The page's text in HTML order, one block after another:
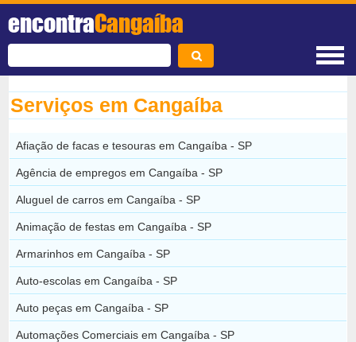
encontraCangaíba
Serviços em Cangaíba
Afiação de facas e tesouras em Cangaíba - SP
Agência de empregos em Cangaíba - SP
Aluguel de carros em Cangaíba - SP
Animação de festas em Cangaíba - SP
Armarinhos em Cangaíba - SP
Auto-escolas em Cangaíba - SP
Auto peças em Cangaíba - SP
Automações Comerciais em Cangaíba - SP